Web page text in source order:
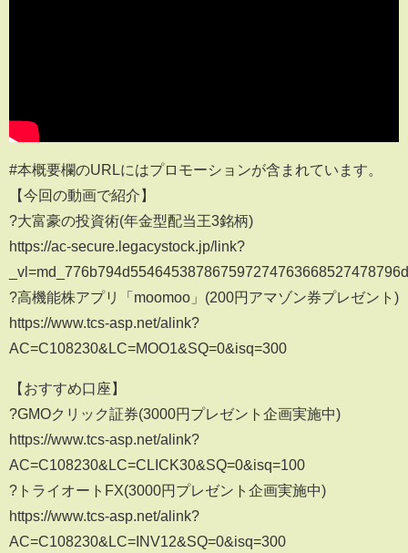
#本概要欄のURLにはプロモーションが含まれています。
【今回の動画で紹介】
?大富豪の投資術(年金型配当王3銘柄)
https://ac-secure.legacystock.jp/link?
?高機能株アプリ「moomoo」(200円アマゾン券プレゼント)
https://www.tcs-asp.net/alink?
AC=C108230&LC=MOO1&SQ=0&isq=300
【おすすめ口座】
?GMOクリック証券(3000円プレゼント企画実施中)
https://www.tcs-asp.net/alink?
AC=C108230&LC=CLICK30&SQ=0&isq=100
?トライオートFX(3000円プレゼント企画実施中)
https://www.tcs-asp.net/alink?
AC=C108230&LC=INV12&SQ=0&isq=300